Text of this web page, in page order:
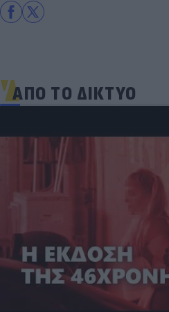
ΑΠΟ ΤΟ ΔΙΚΤΥΟ